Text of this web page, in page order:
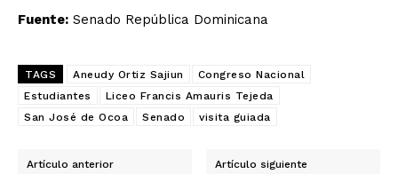
Fuente: Senado República Dominicana
TAGS Aneudy Ortiz Sajiun
Congreso Nacional
Estudiantes
Liceo Francis Amauris Tejeda
San José de Ocoa
Senado visita guiada
Artículo anterior Artículo siguiente